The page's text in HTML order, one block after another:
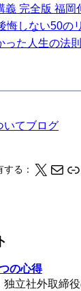
義 完全版 福岡
悔しない50の
った人生の法則
いてブログ
る： X メール このページの情報をクリップボードにコピーする
の心得
独立社外取締